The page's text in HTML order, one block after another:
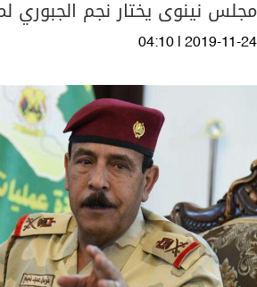
مجلس نينوى يختار نجم الجبوري
04:10 | 2019-11-24